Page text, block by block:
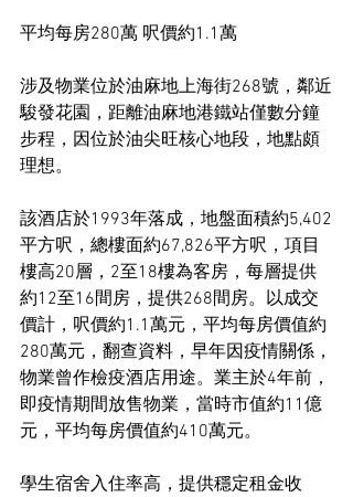
平均每房280萬 呎價約1.1萬
涉及物業位於油麻地上海街268號，鄰近
駿發花園，距離油麻地港鐵站僅數分鐘
步程，因位於油尖旺核心地段，地點頗
理想。
該酒店於1993年落成，地盤面積約5,402
平方呎，總樓面約67,826平方呎，項目
樓高20層，2至18樓為客房，每層提供
約12至16間房，提供268間房。以成交
價計，呎價約1.1萬元，平均每房價值約
280萬元，翻查資料，早年因疫情關係，
物業曾作檢疫酒店用途。業主於4年前，
即疫情期間放售物業，當時市值約11億
元，平均每房價值約410萬元。
學生宿舍入住率高，提供穩定租金收